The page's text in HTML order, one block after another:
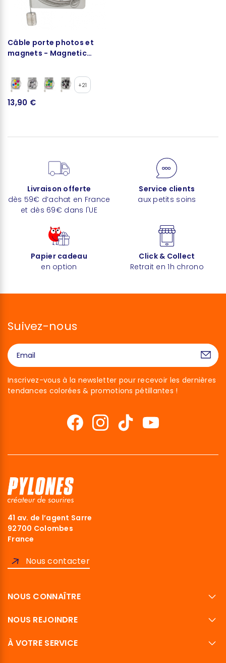
Câble porte photos et
magnets - Magnetic
+21
13,90 €
Livraison offerte
dès 59€ d’achat en France
et dès 69€ dans l'UE
Service clients
aux petits soins
Papier cadeau
en option
Click & Collect
Retrait en 1h chrono
Suivez-nous
Inscrivez-vous à la newsletter pour recevoir les dernières
tendances colorées & promotions pétillantes !
41 av. de l’agent Sarre
92700 Colombes
France
Nous contacter
NOUS CONNAÎTRE
NOUS REJOINDRE
À VOTRE SERVICE